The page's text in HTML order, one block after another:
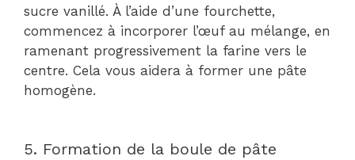
sucre vanillé. À l’aide d’une fourchette,
commencez à incorporer l’œuf au mélange, en
ramenant progressivement la farine vers le
centre. Cela vous aidera à former une pâte
homogène.
5. Formation de la boule de pâte